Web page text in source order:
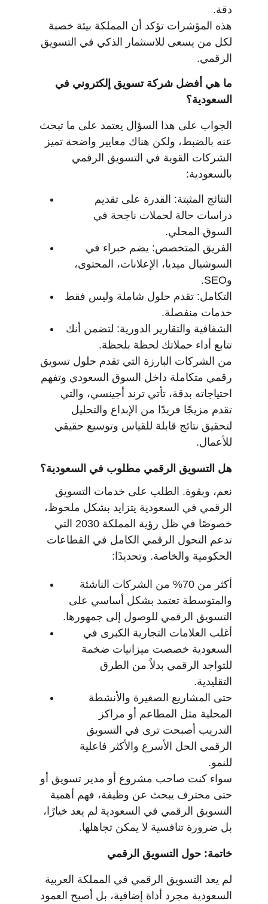
دقة.
هذه المؤشرات تؤكد أن المملكة بيئة خصبة
لكل من يسعى للاستثمار الذكي في التسويق
الرقمي.
ما هي أفضل شركة تسويق إلكتروني في
السعودية؟
الجواب على هذا السؤال يعتمد على ما تبحث
عنه بالضبط، ولكن هناك معايير واضحة تميز
الشركات القوية في التسويق الرقمي
بالسعودية:
النتائج المثبتة: القدرة على تقديم
دراسات حالة لحملات ناجحة في
السوق المحلي.
الفريق المتخصص: يضم خبراء في
السوشيال ميديا، الإعلانات، المحتوى،
وSEO.
التكامل: تقدم حلول شاملة وليس فقط
خدمات منفصلة.
الشفافية والتقارير الدورية: لتضمن أنك
تتابع أداء حملاتك لحظة بلحظة.
من الشركات البارزة التي تقدم حلول تسويق
رقمي متكاملة داخل السوق السعودي وتفهم
احتياجاته بدقة، تأتي ترند أجينسي، والتي
تقدم مزيجًا فريدًا من الإبداع والتحليل
لتحقيق نتائج قابلة للقياس وتوسيع حقيقي
للأعمال.
هل التسويق الرقمي مطلوب في السعودية؟
نعم، وبقوة. الطلب على خدمات التسويق
الرقمي في السعودية يتزايد بشكل ملحوظ،
خصوصًا في ظل رؤية المملكة 2030 التي
تدعم التحول الرقمي الكامل في القطاعات
الحكومية والخاصة. وتحديدًا:
أكثر من 70% من الشركات الناشئة
والمتوسطة تعتمد بشكل أساسي على
التسويق الرقمي للوصول إلى جمهورها.
أغلب العلامات التجارية الكبرى في
السعودية خصصت ميزانيات ضخمة
للتواجد الرقمي بدلاً من الطرق
التقليدية.
حتى المشاريع الصغيرة والأنشطة
المحلية مثل المطاعم أو مراكز
التدريب أصبحت ترى في التسويق
الرقمي الحل الأسرع والأكثر فاعلية
للنمو.
سواء كنت صاحب مشروع أو مدير تسويق أو
حتى محترف يبحث عن وظيفة، فهم أهمية
التسويق الرقمي في السعودية لم يعد خيارًا،
بل ضرورة تنافسية لا يمكن تجاهلها.
خاتمة: حول التسويق الرقمي
لم يعد التسويق الرقمي في المملكة العربية
السعودية مجرد أداة إضافية، بل أصبح العمود